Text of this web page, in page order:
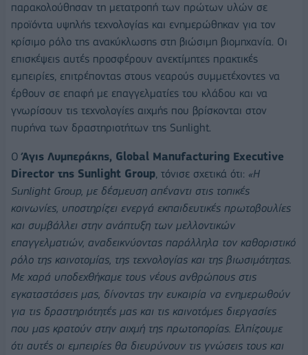
παρακολούθησαν τη μετατροπή των πρώτων υλών σε
προϊόντα υψηλής τεχνολογίας και ενημερώθηκαν για τον
κρίσιμο ρόλο της ανακύκλωσης στη βιώσιμη βιομηχανία. Οι
επισκέψεις αυτές προσφέρουν ανεκτίμητες πρακτικές
εμπειρίες, επιτρέποντας στους νεαρούς συμμετέχοντες να
έρθουν σε επαφή με επαγγελματίες του κλάδου και να
γνωρίσουν τις τεχνολογίες αιχμής που βρίσκονται στον
πυρήνα των δραστηριοτήτων της Sunlight.
Ο Άγις Λυμπεράκης, Global Manufacturing Executive
Director της Sunlight Group, τόνισε σχετικά ότι: «H
Sunlight Group, με δέσμευση απέναντι στις τοπικές
κοινωνίες, υποστηρίζει ενεργά εκπαιδευτικές πρωτοβουλίες
και συμβάλλει στην ανάπτυξη των μελλοντικών
επαγγελματιών, αναδεικνύοντας παράλληλα τον καθοριστικό
ρόλο της καινοτομίας, της τεχνολογίας και της βιωσιμότητας.
Με χαρά υποδεχθήκαμε τους νέους ανθρώπους στις
εγκαταστάσεις μας, δίνοντας την ευκαιρία να ενημερωθούν
για τις δραστηριότητές μας και τις καινοτόμες διεργασίες
που μας κρατούν στην αιχμή της πρωτοπορίας. Ελπίζουμε
ότι αυτές οι εμπειρίες θα διευρύνουν τις γνώσεις τους και